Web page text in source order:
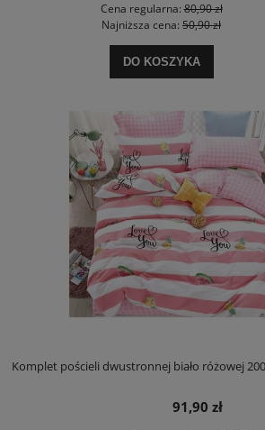
Cena regularna:80,90 zł
Najniższa cena: 50,90 zł
DO KOSZYKA
Komplet pościeli dwustronnej biało różowej
91,90 zł